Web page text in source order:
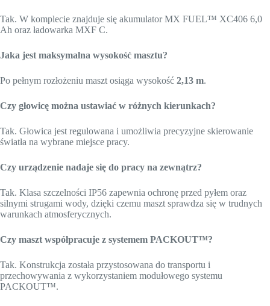
Tak. W komplecie znajduje się akumulator MX FUEL™ XC406 6,0
Ah oraz ładowarka MXF C.
Jaka jest maksymalna wysokość masztu?
Po pełnym rozłożeniu maszt osiąga wysokość 2,13 m.
Czy głowicę można ustawiać w różnych kierunkach?
Tak. Głowica jest regulowana i umożliwia precyzyjne skierowanie
światła na wybrane miejsce pracy.
Czy urządzenie nadaje się do pracy na zewnątrz?
Tak. Klasa szczelności IP56 zapewnia ochronę przed pyłem oraz
silnymi strugami wody, dzięki czemu maszt sprawdza się w trudnych
warunkach atmosferycznych.
Czy maszt współpracuje z systemem PACKOUT™?
Tak. Konstrukcja została przystosowana do transportu i
przechowywania z wykorzystaniem modułowego systemu
PACKOUT™.